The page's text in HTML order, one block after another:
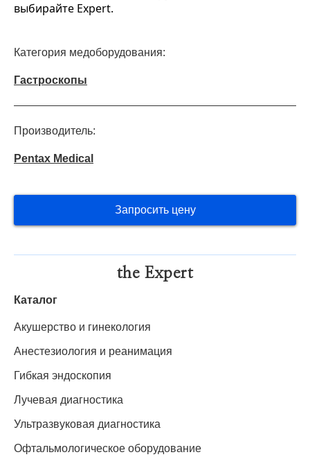
Категория медоборудования:
Гастроскопы
Производитель:
Pentax Medical
Запросить цену
выбирайте Expert.
the Expert
Каталог
Акушерство и гинекология
Анестезиология и реанимация
Гибкая эндоскопия
Лучевая диагностика
Ультразвуковая диагностика
Офтальмологическое оборудование